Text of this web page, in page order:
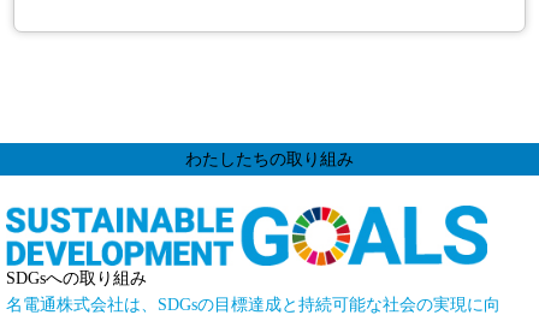
わたしたちの取り組み
SDGsへの取り組み
名電通株式会社は、SDGsの目標達成と持続可能な社会の実現に向